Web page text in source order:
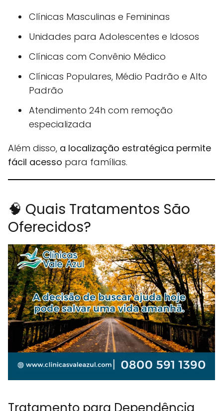
Clínicas Masculinas e Femininas
Unidades para Adolescentes e Idosos
Clínicas com Convênio Médico
Clínicas Populares, Médio Padrão e Alto
Padrão
Atendimento 24h com remoção
especializada
Além disso, a localização estratégica permite
fácil acesso para famílias.
🧠 Quais Tratamentos São
Oferecidos?